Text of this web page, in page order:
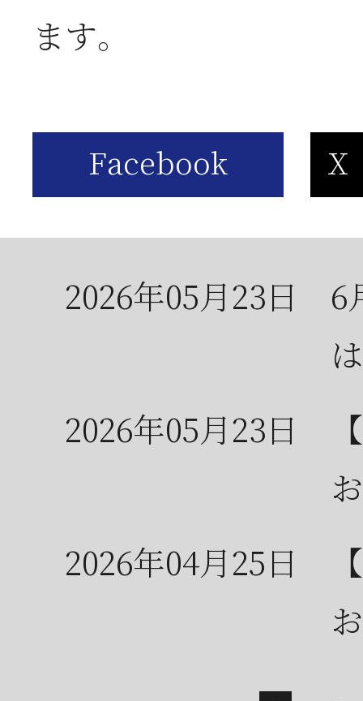
2026年06月05日
2026年06月03日
2026年05月23日
6
2026年05月23日
2026年04月25日
ます。